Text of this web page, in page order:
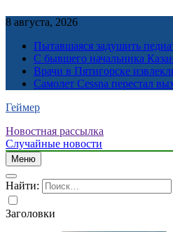
8 августа, 2026
Пытавшаяся задушить
С бывшего начальника
Врачи в Пятигорске
Самолет Cessna перестал
Геймер
Новостная рассылка
Случайные новости
Меню
Найти:
Заголовки